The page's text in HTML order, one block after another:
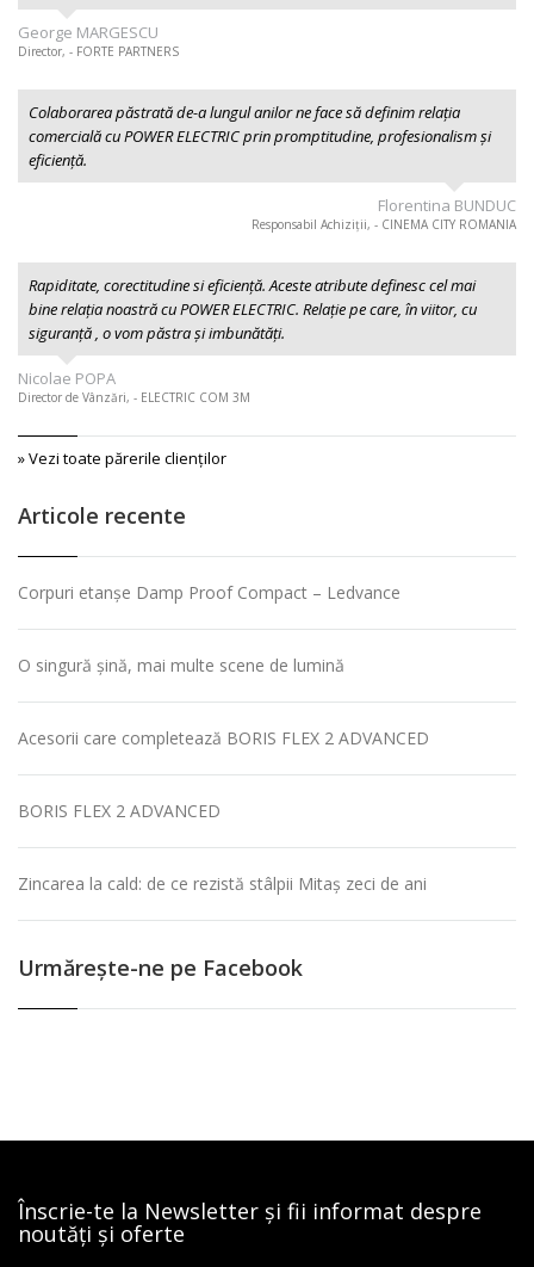
George MARGESCU
Director, - FORTE PARTNERS
Colaborarea păstrată de-a lungul anilor ne face să definim relația
comercială cu POWER ELECTRIC prin promptitudine, profesionalism şi
eficiență.
Florentina BUNDUC
Responsabil Achiziții, - CINEMA CITY ROMANIA
Rapiditate, corectitudine si eficiență. Aceste atribute definesc cel mai
bine relația noastră cu POWER ELECTRIC. Relație pe care, în viitor, cu
siguranță , o vom păstra și imbunătăți.
Nicolae POPA
Director de Vânzări, - ELECTRIC COM 3M
» Vezi toate părerile clienţilor
Articole recente
Corpuri etanșe Damp Proof Compact – Ledvance
O singură șină, mai multe scene de lumină
Acesorii care completează BORIS FLEX 2 ADVANCED
BORIS FLEX 2 ADVANCED
Zincarea la cald: de ce rezistă stâlpii Mitaș zeci de ani
Urmăreşte-ne pe Facebook
Înscrie-te la Newsletter și fii informat despre
noutăți și oferte